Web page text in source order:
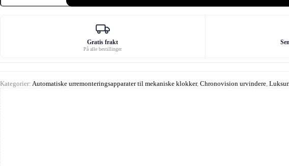
Aluminium
Gratis frakt
På alle bestillinger
Kategorier: Automatiske urremonteringsapparater til mekaniske klokker, Chronovision urvindere